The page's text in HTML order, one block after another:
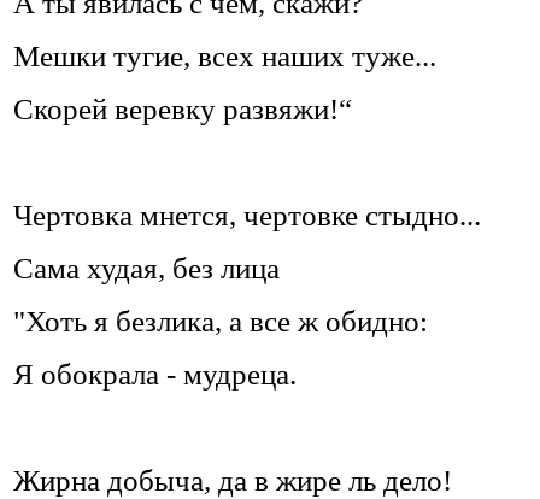
Мешки тугие, всех наших туже...
Скорей веревку развяжи!“
Чертовка мнется, чертовке стыдно...
Сама худая, без лица
"Хоть я безлика, а все ж обидно:
Я обокрала - мудреца.
Жирна добыча, да в жире ль дело!